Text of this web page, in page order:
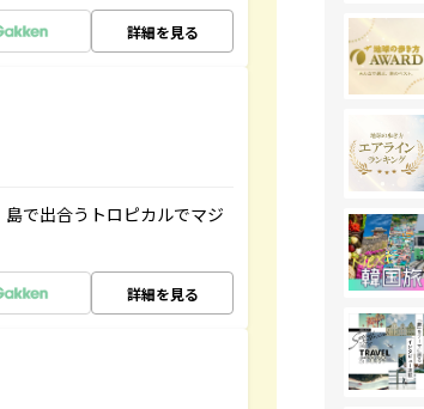
詳細を見る
で出合うトロピカルでマジ
詳細を見る